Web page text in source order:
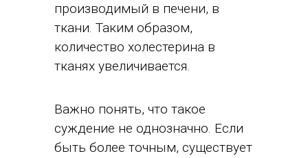
производимый в печени, в
ткани. Таким образом,
количество холестерина в
тканях увеличивается.
Важно понять, что такое
суждение не однозначно. Если
быть более точным, существует